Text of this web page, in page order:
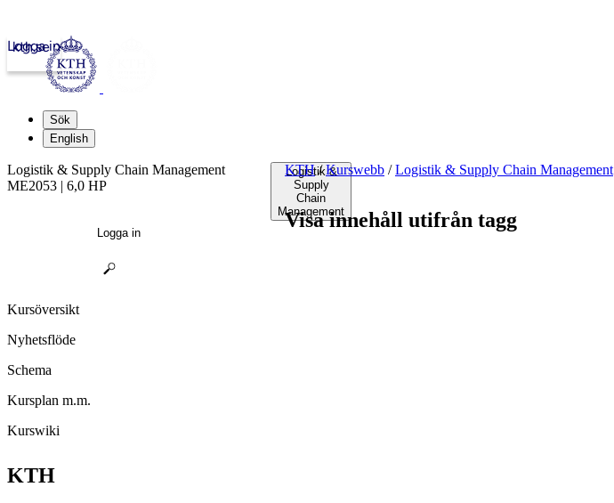
kth.se
Logga in
Sök
English
Logistik &
Supply
Chain
Management
KTH / Kurswebb / Logistik & Supply Chain Management
Visa innehåll utifrån tagg
Logistik & Supply Chain Management
ME2053 | 6,0 HP
Logga in
Kursöversikt
Nyhetsflöde
Schema
Kursplan m.m.
Kurswiki
KTH